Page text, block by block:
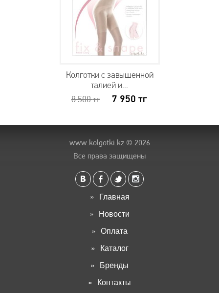
Колготки с завышенной
талией и...
8 500тг 7 950 тг
www.kolgotki.kz© 2026
Все права защищены
Главная
Новости
Оплата
Каталог
Бренды
Контакты